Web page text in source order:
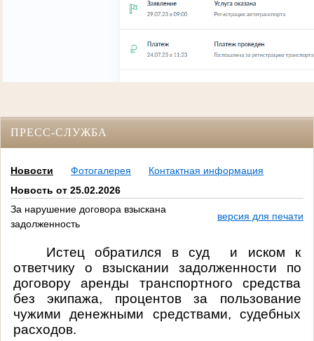
ПРЕСС-СЛУЖБА
Новости Фотогалерея
Контактная информация
Новость от 25.02.2026
За нарушение договора взыскана
задолженность
версия для печати
Истец обратился в суд и иском к
ответчику о взыскании задолженности по
договору аренды транспортного средства
без экипажа, процентов за пользование
чужими денежными средствами, судебных
расходов.